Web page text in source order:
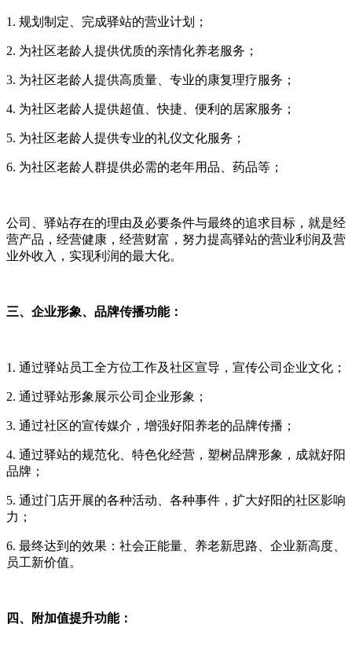
1. 规划制定、完成驿站的营业计划；
2. 为社区老龄人提供优质的亲情化养老服务；
3. 为社区老龄人提供高质量、专业的康复理疗服务；
4. 为社区老龄人提供超值、快捷、便利的居家服务；
5. 为社区老龄人提供专业的礼仪文化服务；
6. 为社区老龄人群提供必需的老年用品、药品等；
公司、驿站存在的理由及必要条件与最终的追求目标，就是经
营产品，经营健康，经营财富，努力提高驿站的营业利润及营
业外收入，实现利润的最大化。
三、企业形象、品牌传播功能：
1. 通过驿站员工全方位工作及社区宣导，宣传公司企业文化；
2. 通过驿站形象展示公司企业形象；
3. 通过社区的宣传媒介，增强好阳养老的品牌传播；
4. 通过驿站的规范化、特色化经营，塑树品牌形象，成就好阳
品牌；
5. 通过门店开展的各种活动、各种事件，扩大好阳的社区影响
力；
6. 最终达到的效果：社会正能量、养老新思路、企业新高度、
员工新价值。
四、附加值提升功能：